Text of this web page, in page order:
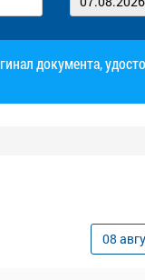
документа,
08